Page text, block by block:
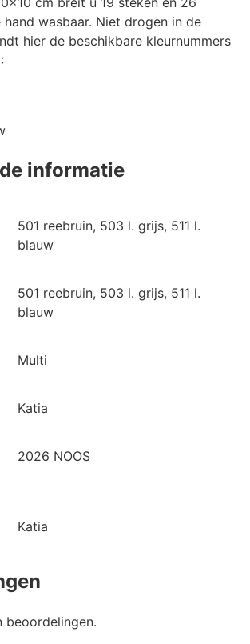
hand wasbaar. Niet drogen in de
hier de beschikbare kleurnummers
informatie
501 reebruin, 503 l. grijs, 511 l.
blauw
501 reebruin, 503 l. grijs, 511 l.
blauw
Multi
Katia
2026 NOOS
Katia
beoordelingen.